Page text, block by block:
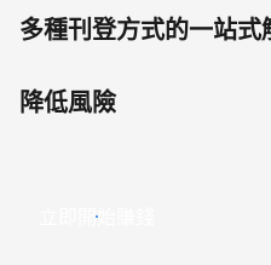
多種刊登方式的一站式
降低風險
立即開始賺錢